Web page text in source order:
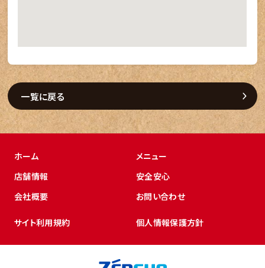
一覧に戻る
ホーム
メニュー
店舗情報
安全安心
会社概要
お問い合わせ
サイト利用規約 個人情報保護方針